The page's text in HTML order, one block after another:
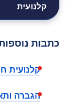
קלנועית
כתבות
קלנועית
הגברה